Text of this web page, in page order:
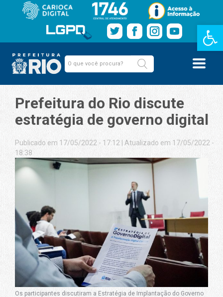
Barra de
Prefeitura do Rio discute
estratégia de governo digital
Publicado em 17/05/2022 - 17:12
Atualizado em 17/05/2022 -
18:38
Os participantes discutiram a Estratégia de Implantação do Governo